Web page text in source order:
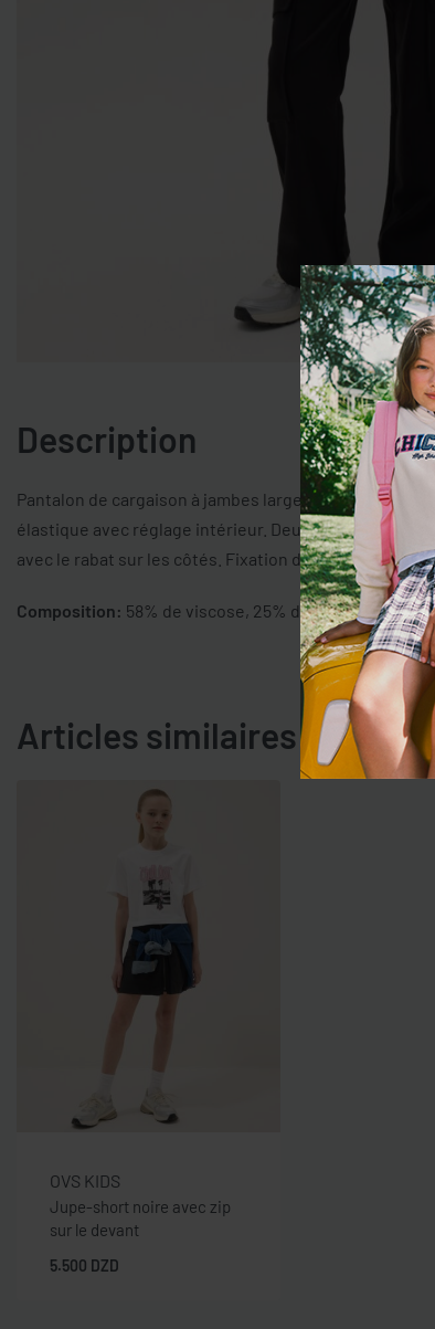
Description
Pantalon de cargaison à jambes larges dans le
élastique avec réglage intérieur. Deux poches de
avec le rabat sur les côtés. Fixation de fermeture
Composition: 58% de viscose, 25% de coton, 17% de
Articles similaires
OVS KIDS
Jupe-short noire avec zip
sur le devant
5.500 DZD